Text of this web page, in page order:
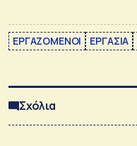
ΕΡΓΑΖΟΜΕΝΟΙ ΕΡΓΑΣΙΑ
Σχόλια